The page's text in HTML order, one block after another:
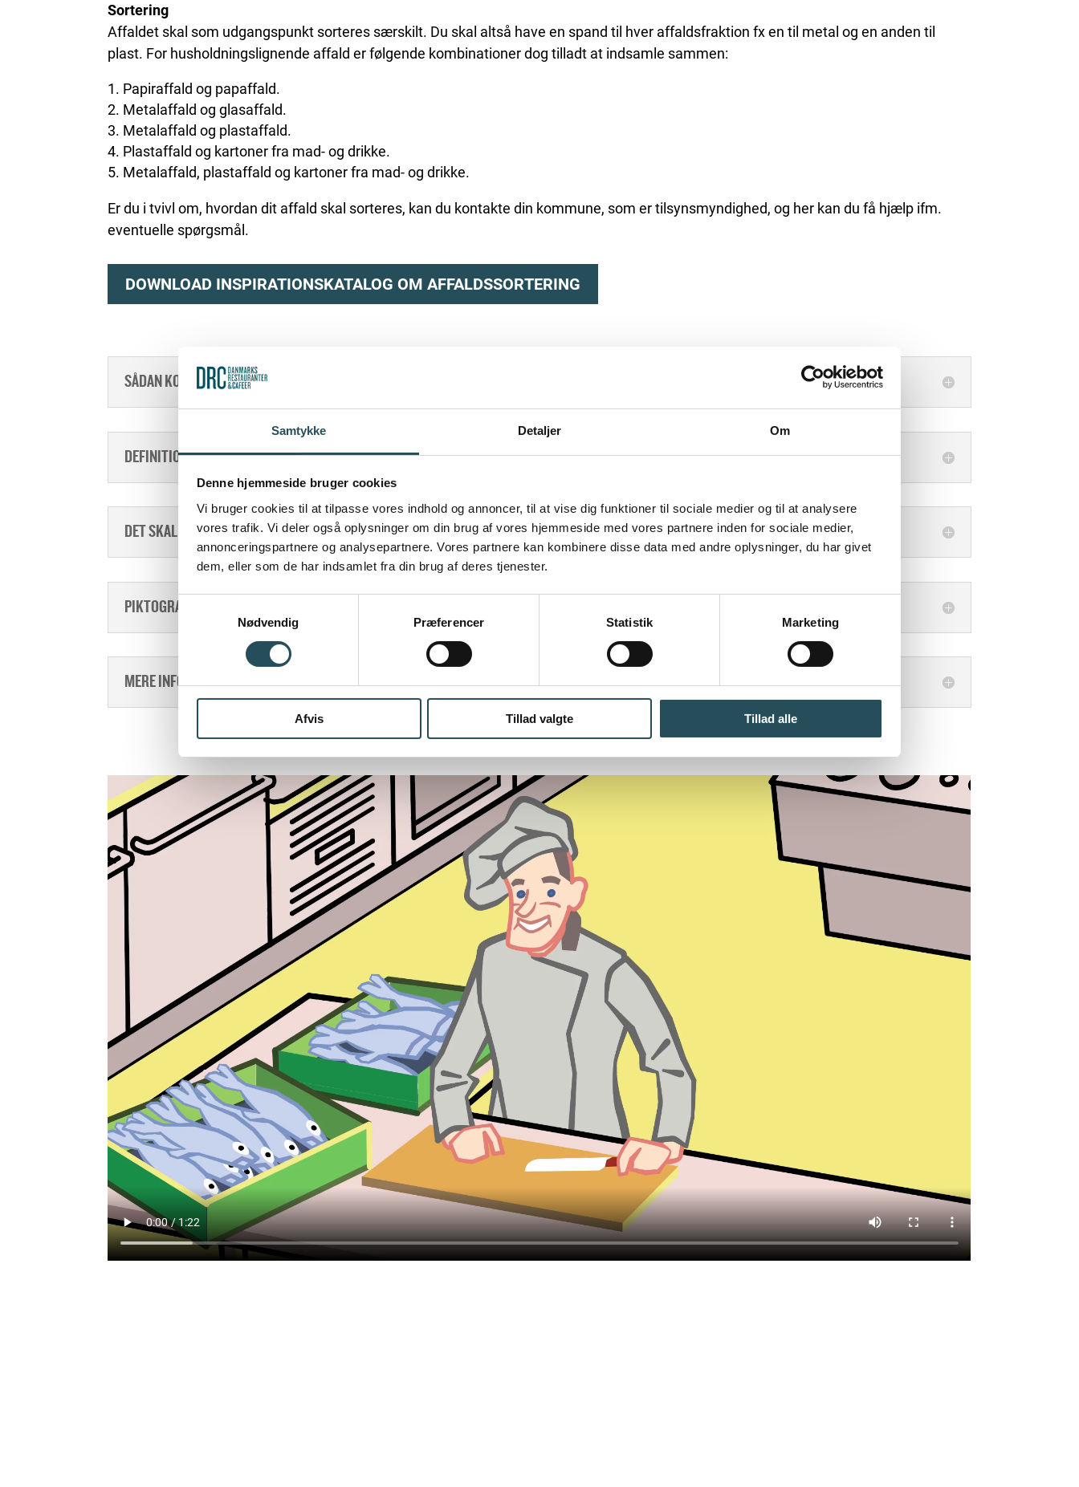
Samtykke Detaljer Om
Denne hjemmeside bruger cookies
Vi bruger cookies til at tilpasse vores indhold og annoncer, til at vise dig funktioner til sociale medier og til at analysere
vores trafik. Vi deler også oplysninger om din brug af vores hjemmeside med vores partnere inden for sociale medier,
annonceringspartnere og analysepartnere. Vores partnere kan kombinere disse data med andre oplysninger, du har givet
dem, eller som de har indsamlet fra din brug af deres tjenester.
Samtykkevalg
Nødvendig
Præferencer Statistik Marketing
Afvis Tillad valgte Tillad alle
Sortering
Affaldet skal som udgangspunkt sorteres særskilt. Du skal altså have en spand til hver affaldsfraktion fx en til metal og en anden til
plast. For husholdningslignende affald er følgende kombinationer dog tilladt at indsamle sammen:
Papiraffald og papaffald.
Metalaffald og glasaffald.
Metalaffald og plastaffald.
Plastaffald og kartoner fra mad- og drikke.
Metalaffald, plastaffald og kartoner fra mad- og drikke.
Er du i tvivl om, hvordan dit affald skal sorteres, kan du kontakte din kommune, som er tilsynsmyndighed, og her kan du få hjælp ifm.
eventuelle spørgsmål.
DOWNLOAD INSPIRATIONSKATALOG OM AFFALDSSORTERING
SÅDAN KOMMER DU I GANG MED AFFALDSSORTERING
DEFINITION AF AFFALD
DET SKAL DU GØRE MED AFFALDET
PIKTOGRAMSYSTEM
MERE INFORMTION OM AFFALDSSORTERING